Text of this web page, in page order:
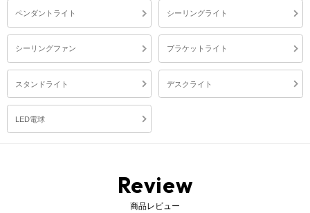
ペンダントライト シーリングライト
シーリングファン ブラケットライト
スタンドライト デスクライト
LED電球
Review
商品レビュー